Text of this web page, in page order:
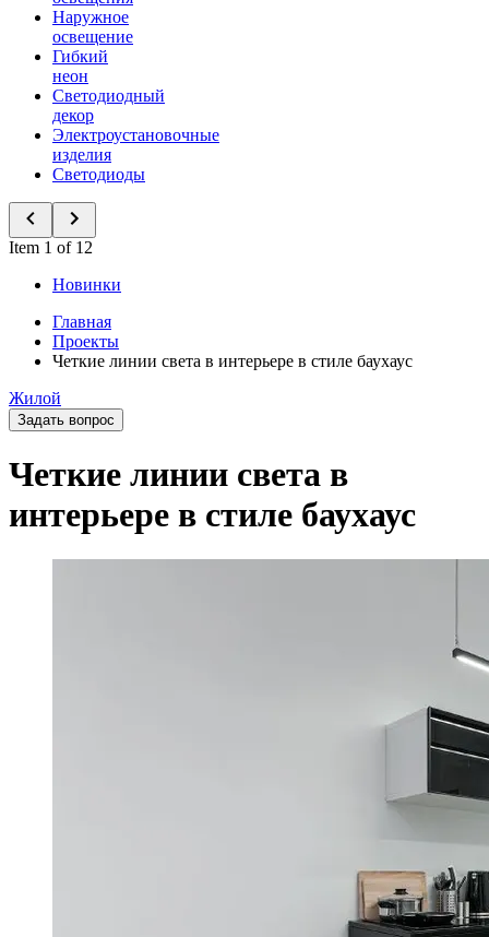
Наружное
освещение
Гибкий
неон
Светодиодный
декор
Электроустановочные
изделия
Светодиоды
Item 1 of 12
Новинки
Главная
Проекты
Четкие линии света в интерьере в стиле баухаус
Жилой
Задать вопрос
Четкие линии света в
интерьере в стиле баухаус